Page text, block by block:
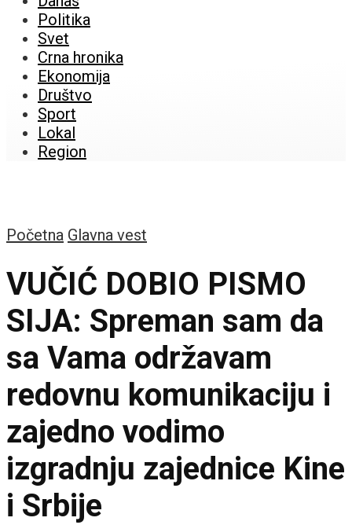
Politika
Svet
Crna hronika
Ekonomija
Društvo
Sport
Lokal
Region
Početna Glavna vest
VUČIĆ DOBIO PISMO
SIJA: Spreman sam da
sa Vama održavam
redovnu komunikaciju i
zajedno vodimo
izgradnju zajednice Kine
i Srbije